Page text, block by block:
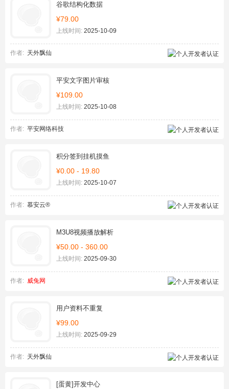
谷歌结构化数据
¥79.00
上线时间: 2025-10-09
作者: 天外飘仙
平安文字图片审核
¥109.00
上线时间: 2025-10-08
作者: 平安网络科技
积分签到挂机摸鱼
¥0.00 - 19.80
上线时间: 2025-10-07
作者: 慕安云®
M3U8视频播放解析
¥50.00 - 360.00
上线时间: 2025-09-30
作者: 威兔网
用户资料不重复
¥99.00
上线时间: 2025-09-29
作者: 天外飘仙
[蛋黄]开发中心